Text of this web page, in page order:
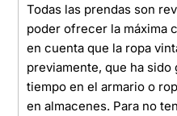
Todas las prendas son
poder ofrecer la máxima
en cuenta que la ropa
previamente, que ha
tiempo en el armario o
en almacenes. Para no